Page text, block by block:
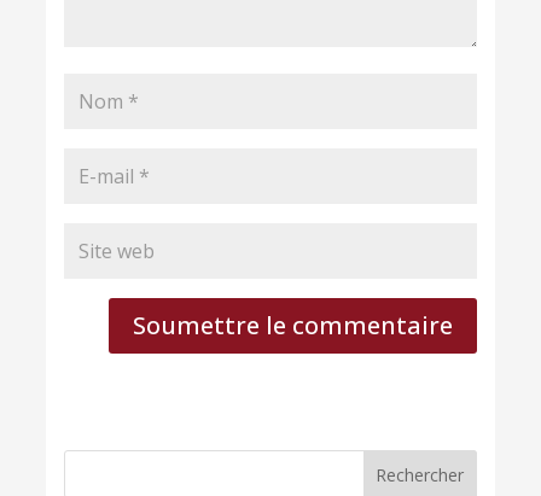
Soumettre le commentaire